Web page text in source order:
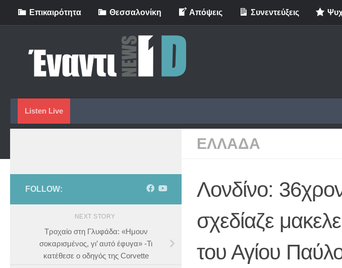
Skip to content
Eπικαιρότητα Θεσσαλονίκη Απόψεις Συνεντεύξεις
Listen Live
ΕΛΛΑΔΑ
Λονδίνο:
σχεδίαζε
του Αγίου
FOLLOW:
NEXT STORY
Τροχαίο στη Γλυφάδα: «Ημουν
σοκαρισμένος, γι’ αυτό έφυγα» -Τι
κατέθεσε ο οδηγός της Corvette